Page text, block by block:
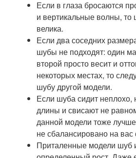
Если в глаза бросаются
и вертикальные волны, то
велика.
Если два соседних
шубы не подходят: один
второй просто весит и
некоторых местах, то
шубу другой модели.
Если шуба сидит неплохо,
длины и свисают не
данной модели тоже
не сбалансировано на вас
Приталенные модели шуб